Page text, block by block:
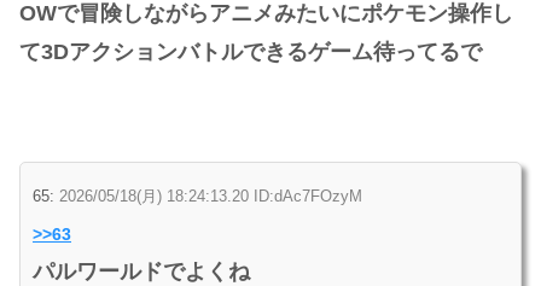
OWで冒険しながらアニメみたいにポケモン操作し
て3Dアクションバトルできるゲーム待ってるで
65: 2026/05/18(月) 18:24:13.20 ID:dAc7FOzyM
>>63
パルワールドでよくね